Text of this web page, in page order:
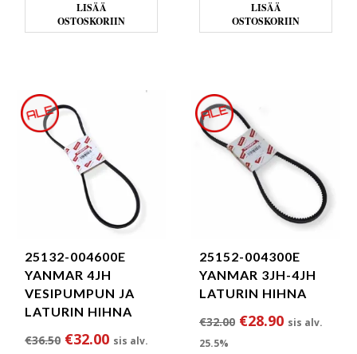
LISÄÄ
OSTOSKORIIN
LISÄÄ
OSTOSKORIIN
25132-004600E
YANMAR 4JH
VESIPUMPUN JA
LATURIN HIHNA
€36.50 Alkuperäinen hinta oli: €36.50.
€32.00Nykyinen hinta on: €32.00.
sis alv.
25152-004300E
YANMAR 3JH-4JH
LATURIN HIHNA
€32.00 Alkuperäinen
€28.90Nykyinen
sis alv.
25.5%